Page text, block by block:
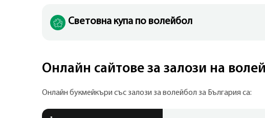
Световна купа по волейбол
Онлайн сайтове за залози на
Онлайн букмейкъри със залози за волейбол за България са: